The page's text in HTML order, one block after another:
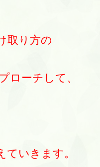
取り方の
ローチして、
ていきます。